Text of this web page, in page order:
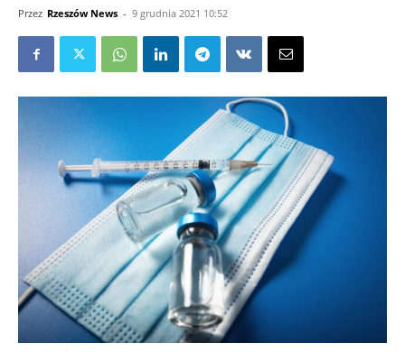
Przez Rzeszów News - 9 grudnia 2021 10:52